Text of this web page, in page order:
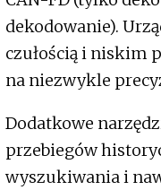
dekodowanie).
czułością i niskim
na niezwykle
Dodatkowe
przebiegów
wyszukiwania i